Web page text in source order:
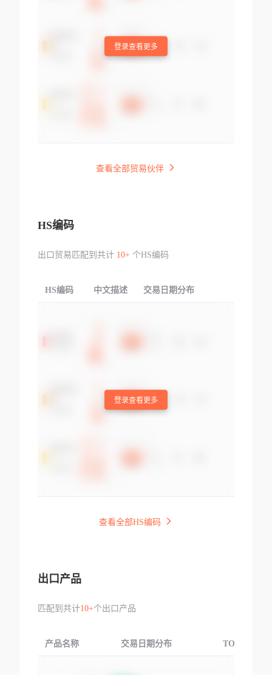
登录查看更多
查看全部贸易伙伴
HS编码
出口贸易匹配到共计 10+个HS编码
HS编码 中文描述 交易日期分布
登录查看更多
查看全部HS编码
出口产品
匹配到共计10+个出口产品
产品名称 交易日期分布 TOP3交易国